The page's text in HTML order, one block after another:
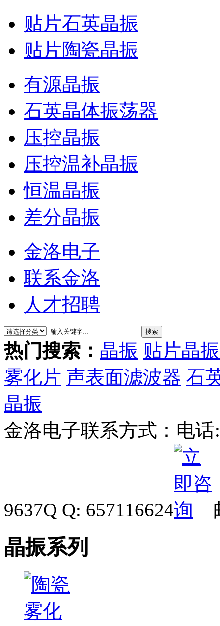
贴片石英晶振
贴片陶瓷晶振
有源晶振
石英晶体振荡器
压控晶振
压控温补晶振
恒温晶振
差分晶振
金洛电子
联系金洛
人才招聘
热门搜索： 晶振 贴片晶振
雾化片 声表面滤波器 石
晶振
金洛电子联系方式： 电话
9637Q Q: 657116624
晶振系列